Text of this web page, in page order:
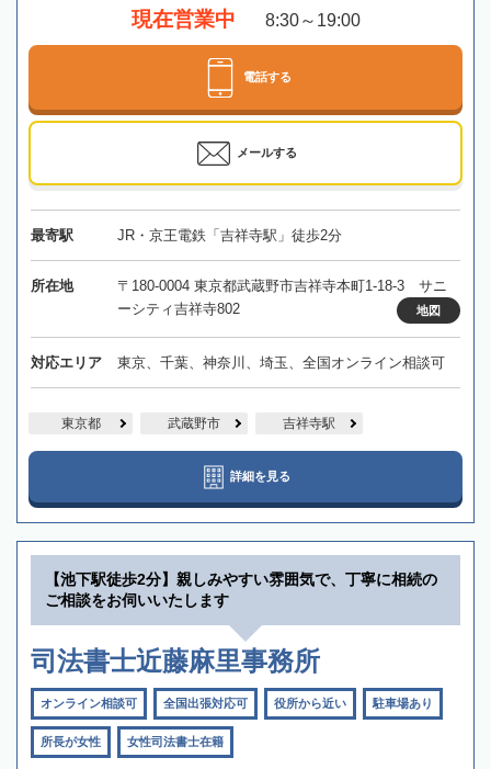
現在営業中 8:30～19:00
電話する
メールする
最寄駅 JR・京王電鉄「吉祥寺駅」徒歩2分
所在地
〒180-0004 東京都武蔵野市吉祥寺本町1-18-3 サニ
ーシティ吉祥寺802
地図
対応エリア 東京、千葉、神奈川、埼玉、全国オンライン相談可
東京都 武蔵野市 吉祥寺駅
詳細を見る
【池下駅徒歩2分】親しみやすい雰囲気で、丁寧に相続の
ご相談をお伺いいたします
司法書士近藤麻里事務所
オンライン相談可 全国出張対応可 役所から近い 駐車場あり
所長が女性 女性司法書士在籍